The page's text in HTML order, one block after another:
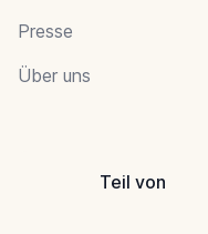
Presse
Über uns
Teil von